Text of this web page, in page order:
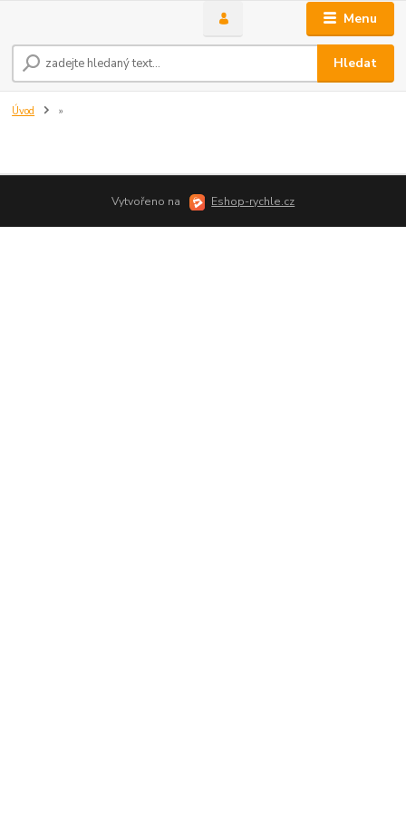
Menu
Hledat
Úvod »
Vytvořeno na Eshop-rychle.cz